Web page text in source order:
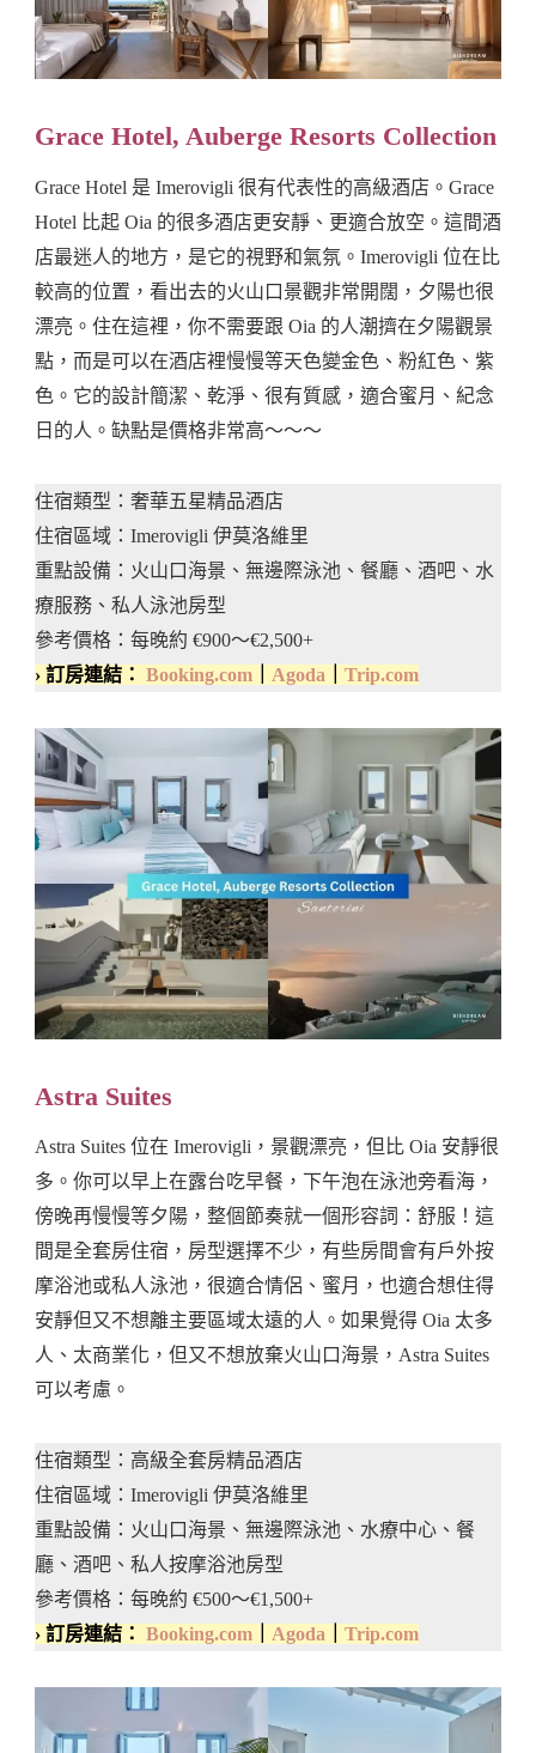
Grace Hotel, Auberge Resorts Collection
Grace Hotel 是 Imerovigli 很有代表性的高級酒店。Grace
Hotel 比起 Oia 的很多酒店更安靜、更適合放空。這間酒
店最迷人的地方，是它的視野和氣氛。Imerovigli 位在比
較高的位置，看出去的火山口景觀非常開闊，夕陽也很
漂亮。住在這裡，你不需要跟 Oia 的人潮擠在夕陽觀景
點，而是可以在酒店裡慢慢等天色變金色、粉紅色、紫
色。它的設計簡潔、乾淨、很有質感，適合蜜月、紀念
日的人。缺點是價格非常高～～～
住宿類型：奢華五星精品酒店
住宿區域：Imerovigli 伊莫洛維里
重點設備：火山口海景、無邊際泳池、餐廳、酒吧、水
療服務、私人泳池房型
參考價格：每晚約 €900～€2,500+
› 訂房連結： Booking.com Agoda Trip.com
Astra Suites
Astra Suites 位在 Imerovigli，景觀漂亮，但比 Oia 安靜很
多。你可以早上在露台吃早餐，下午泡在泳池旁看海，
傍晚再慢慢等夕陽，整個節奏就一個形容詞：舒服！這
間是全套房住宿，房型選擇不少，有些房間會有戶外按
摩浴池或私人泳池，很適合情侶、蜜月，也適合想住得
安靜但又不想離主要區域太遠的人。如果覺得 Oia 太多
人、太商業化，但又不想放棄火山口海景，Astra Suites
可以考慮。
住宿類型：高級全套房精品酒店
住宿區域：Imerovigli 伊莫洛維里
重點設備：火山口海景、無邊際泳池、水療中心、餐
廳、酒吧、私人按摩浴池房型
參考價格：每晚約 €500～€1,500+
› 訂房連結： Booking.com Agoda Trip.com